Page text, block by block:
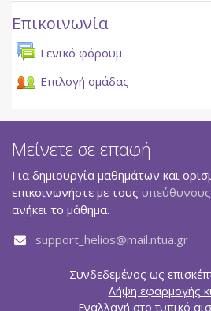
Επικοινωνία
Γενικό φόρουμ
Επιλογή ομάδας
Μείνετε σε επαφή
Για δημιουργία μαθημάτων και
επικοινωνήστε με τους υπεύθυνους
ανήκει το μάθημα.
support_helios@mail.ntua.gr
Συνδεδεμένος ως
Λήψη εφαρμογής
Εναλλαγή στο τυπικό